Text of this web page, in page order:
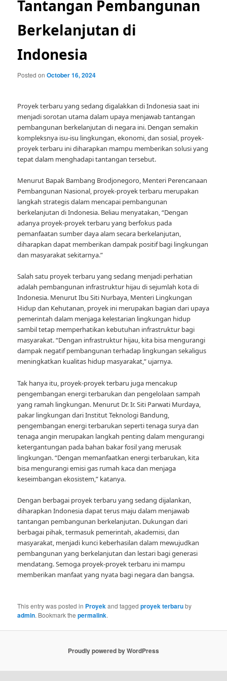
Tantangan Pembangunan
Berkelanjutan di
Indonesia
Posted onOctober 16, 2024
Proyek terbaru yang sedang digalakkan di Indonesia saat ini
menjadi sorotan utama dalam upaya menjawab tantangan
pembangunan berkelanjutan di negara ini. Dengan semakin
kompleksnya isu-isu lingkungan, ekonomi, dan sosial, proyek-
proyek terbaru ini diharapkan mampu memberikan solusi yang
tepat dalam menghadapi tantangan tersebut.
Menurut Bapak Bambang Brodjonegoro, Menteri Perencanaan
Pembangunan Nasional, proyek-proyek terbaru merupakan
langkah strategis dalam mencapai pembangunan
berkelanjutan di Indonesia. Beliau menyatakan, “Dengan
adanya proyek-proyek terbaru yang berfokus pada
pemanfaatan sumber daya alam secara berkelanjutan,
diharapkan dapat memberikan dampak positif bagi lingkungan
dan masyarakat sekitarnya.”
Salah satu proyek terbaru yang sedang menjadi perhatian
adalah pembangunan infrastruktur hijau di sejumlah kota di
Indonesia. Menurut Ibu Siti Nurbaya, Menteri Lingkungan
Hidup dan Kehutanan, proyek ini merupakan bagian dari upaya
pemerintah dalam menjaga kelestarian lingkungan hidup
sambil tetap memperhatikan kebutuhan infrastruktur bagi
masyarakat. “Dengan infrastruktur hijau, kita bisa mengurangi
dampak negatif pembangunan terhadap lingkungan sekaligus
meningkatkan kualitas hidup masyarakat,” ujarnya.
Tak hanya itu, proyek-proyek terbaru juga mencakup
pengembangan energi terbarukan dan pengelolaan sampah
yang ramah lingkungan. Menurut Dr. Ir. Siti Parwati Murdaya,
pakar lingkungan dari Institut Teknologi Bandung,
pengembangan energi terbarukan seperti tenaga surya dan
tenaga angin merupakan langkah penting dalam mengurangi
ketergantungan pada bahan bakar fosil yang merusak
lingkungan. “Dengan memanfaatkan energi terbarukan, kita
bisa mengurangi emisi gas rumah kaca dan menjaga
keseimbangan ekosistem,” katanya.
Dengan berbagai proyek terbaru yang sedang dijalankan,
diharapkan Indonesia dapat terus maju dalam menjawab
tantangan pembangunan berkelanjutan. Dukungan dari
berbagai pihak, termasuk pemerintah, akademisi, dan
masyarakat, menjadi kunci keberhasilan dalam mewujudkan
pembangunan yang berkelanjutan dan lestari bagi generasi
mendatang. Semoga proyek-proyek terbaru ini mampu
memberikan manfaat yang nyata bagi negara dan bangsa.
This entry was posted in Proyekand taggedproyek terbaruby
admin. Bookmark thepermalink.
Proudly powered by WordPress